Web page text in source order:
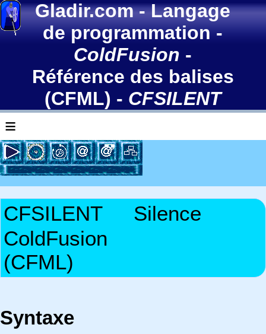
Gladir.com-Langage
de programmation-
ColdFusion -
Référence des balises
(CFML) - CFSILENT
≡
CFSILENT
Silence
ColdFusion
(CFML)
Syntaxe